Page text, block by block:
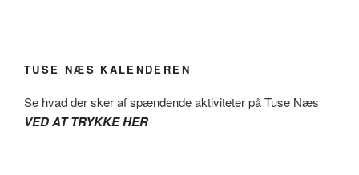
TUSE NÆS KALENDEREN
Se hvad der sker af spændende aktiviteter på Tuse Næs
VED AT TRYKKE HER